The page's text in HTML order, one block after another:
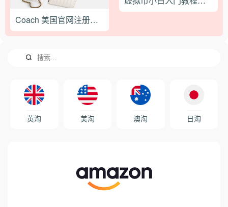
Coach 美国官网注册及海淘购物教程
英淘 美淘 澳淘 日淘